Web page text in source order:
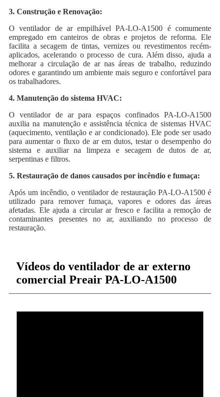
3. Construção e Renovação:
O ventilador de ar empilhável PA-LO-A1500 é comumente
empregado em canteiros de obras e projetos de reforma. Ele
facilita a secagem de tintas, vernizes ou revestimentos recém-
aplicados, acelerando o processo de cura. Além disso, ajuda a
melhorar a circulação de ar nas áreas de trabalho, reduzindo
odores e garantindo um ambiente mais seguro e confortável para
os trabalhadores.
4. Manutenção do sistema HVAC:
O ventilador de ar para espaços confinados PA-LO-A1500
auxilia na manutenção e assistência técnica de sistemas HVAC
(aquecimento, ventilação e ar condicionado). Ele pode ser usado
para aumentar o fluxo de ar em dutos, testar o desempenho do
sistema e auxiliar na limpeza e secagem de dutos de ar,
serpentinas e filtros.
5. Restauração de danos causados ​​por incêndio e fumaça:
Após um incêndio, o ventilador de restauração PA-LO-A1500 é
utilizado para remover fumaça, vapores e odores das áreas
afetadas. Ele ajuda a circular ar fresco e facilita a remoção de
contaminantes presentes no ar, auxiliando no processo de
restauração.
Vídeos do ventilador de ar externo
comercial Preair PA-LO-A1500